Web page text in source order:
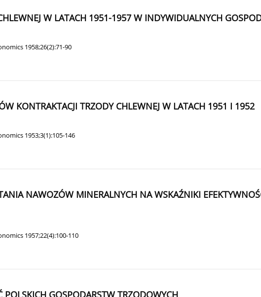
W LATACH 1951-1957 W INDYWIDUALNYCH
1958;26(2):71-90
KONTRAKTACJI TRZODY CHLEWNEJ W LATACH 1951 I 1952
1953;3(1):105-146
NAWOZÓW MINERALNYCH NA WSKAŹNIKI
1957;22(4):100-110